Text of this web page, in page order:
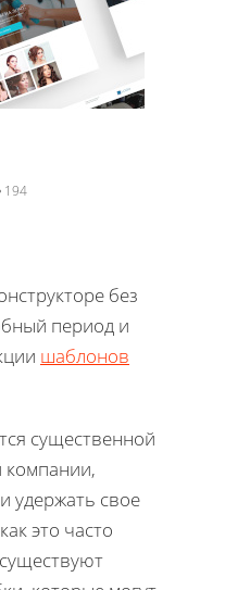
194
без
период и
шаблонов
существенной
компании,
удержать свое
это часто